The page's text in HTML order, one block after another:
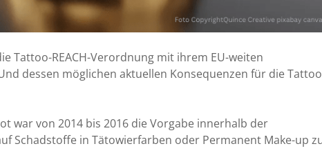
Tattoo-REACH-Verordnung mit ihrem EU-weiten
dessen möglichen aktuellen Konsequenzen für die
war von 2014 bis 2016 die Vorgabe innerhalb der
Schadstoffe in Tätowierfarben oder Permanent Make-up